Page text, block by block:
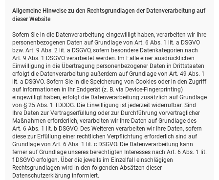
Allgemeine Hinweise zu den Rechtsgrundlagen der Datenverarbeitung auf
dieser Website
Sofern Sie in die Datenverarbeitung eingewilligt haben, verarbeiten wir Ihre
personenbezogenen Daten auf Grundlage von Art. 6 Abs. 1 lit. a DSGVO
bzw. Art. 9 Abs. 2 lit. a DSGVO, sofern besondere Datenkategorien nach
Art. 9 Abs. 1 DSGVO verarbeitet werden. Im Falle einer ausdrücklichen
Einwilligung in die Übertragung personenbezogener Daten in Drittstaaten
erfolgt die Datenverarbeitung außerdem auf Grundlage von Art. 49 Abs. 1
lit. a DSGVO. Sofern Sie in die Speicherung von Cookies oder in den Zugriff
auf Informationen in Ihr Endgerät (z. B. via Device-Fingerprinting)
eingewilligt haben, erfolgt die Datenverarbeitung zusätzlich auf Grundlage
von § 25 Abs. 1 TDDDG. Die Einwilligung ist jederzeit widerrufbar. Sind
Ihre Daten zur Vertragserfüllung oder zur Durchführung vorvertraglicher
Maßnahmen erforderlich, verarbeiten wir Ihre Daten auf Grundlage des
Art. 6 Abs. 1 lit. b DSGVO. Des Weiteren verarbeiten wir Ihre Daten, sofern
diese zur Erfüllung einer rechtlichen Verpflichtung erforderlich sind auf
Grundlage von Art. 6 Abs. 1 lit. c DSGVO. Die Datenverarbeitung kann
ferner auf Grundlage unseres berechtigten Interesses nach Art. 6 Abs. 1 lit.
f DSGVO erfolgen. Über die jeweils im Einzelfall einschlägigen
Rechtsgrundlagen wird in den folgenden Absätzen dieser
Datenschutzerklärung informiert.